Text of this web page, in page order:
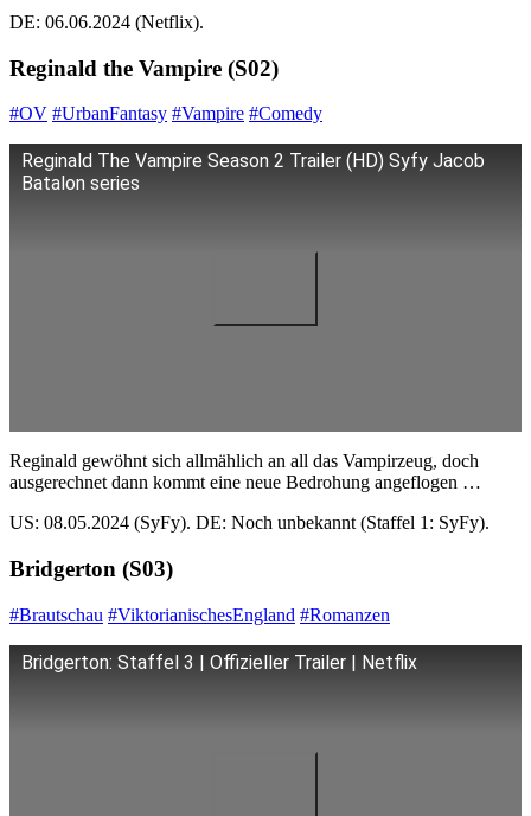
DE: 06.06.2024 (Netflix).
Reginald the Vampire (S02)
#OV #UrbanFantasy #Vampire #Comedy
Reginald The Vampire Season 2 Trailer (HD) Syfy Jacob
Batalon series
Reginald gewöhnt sich allmählich an all das Vampirzeug, doch
ausgerechnet dann kommt eine neue Bedrohung angeflogen …
US: 08.05.2024 (SyFy). DE: Noch unbekannt (Staffel 1: SyFy).
Bridgerton (S03)
#Brautschau #ViktorianischesEngland #Romanzen
Bridgerton: Staffel 3 | Offizieller Trailer | Netflix